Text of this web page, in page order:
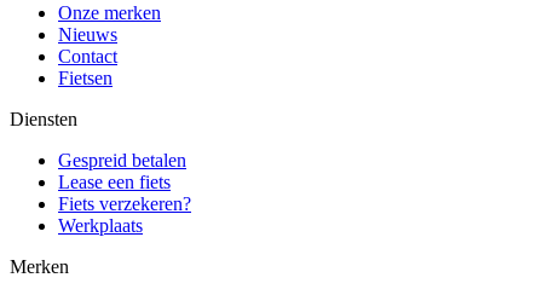
Onze merken
Nieuws
Contact
Fietsen
Diensten
Gespreid betalen
Lease een fiets
Fiets verzekeren?
Werkplaats
Merken